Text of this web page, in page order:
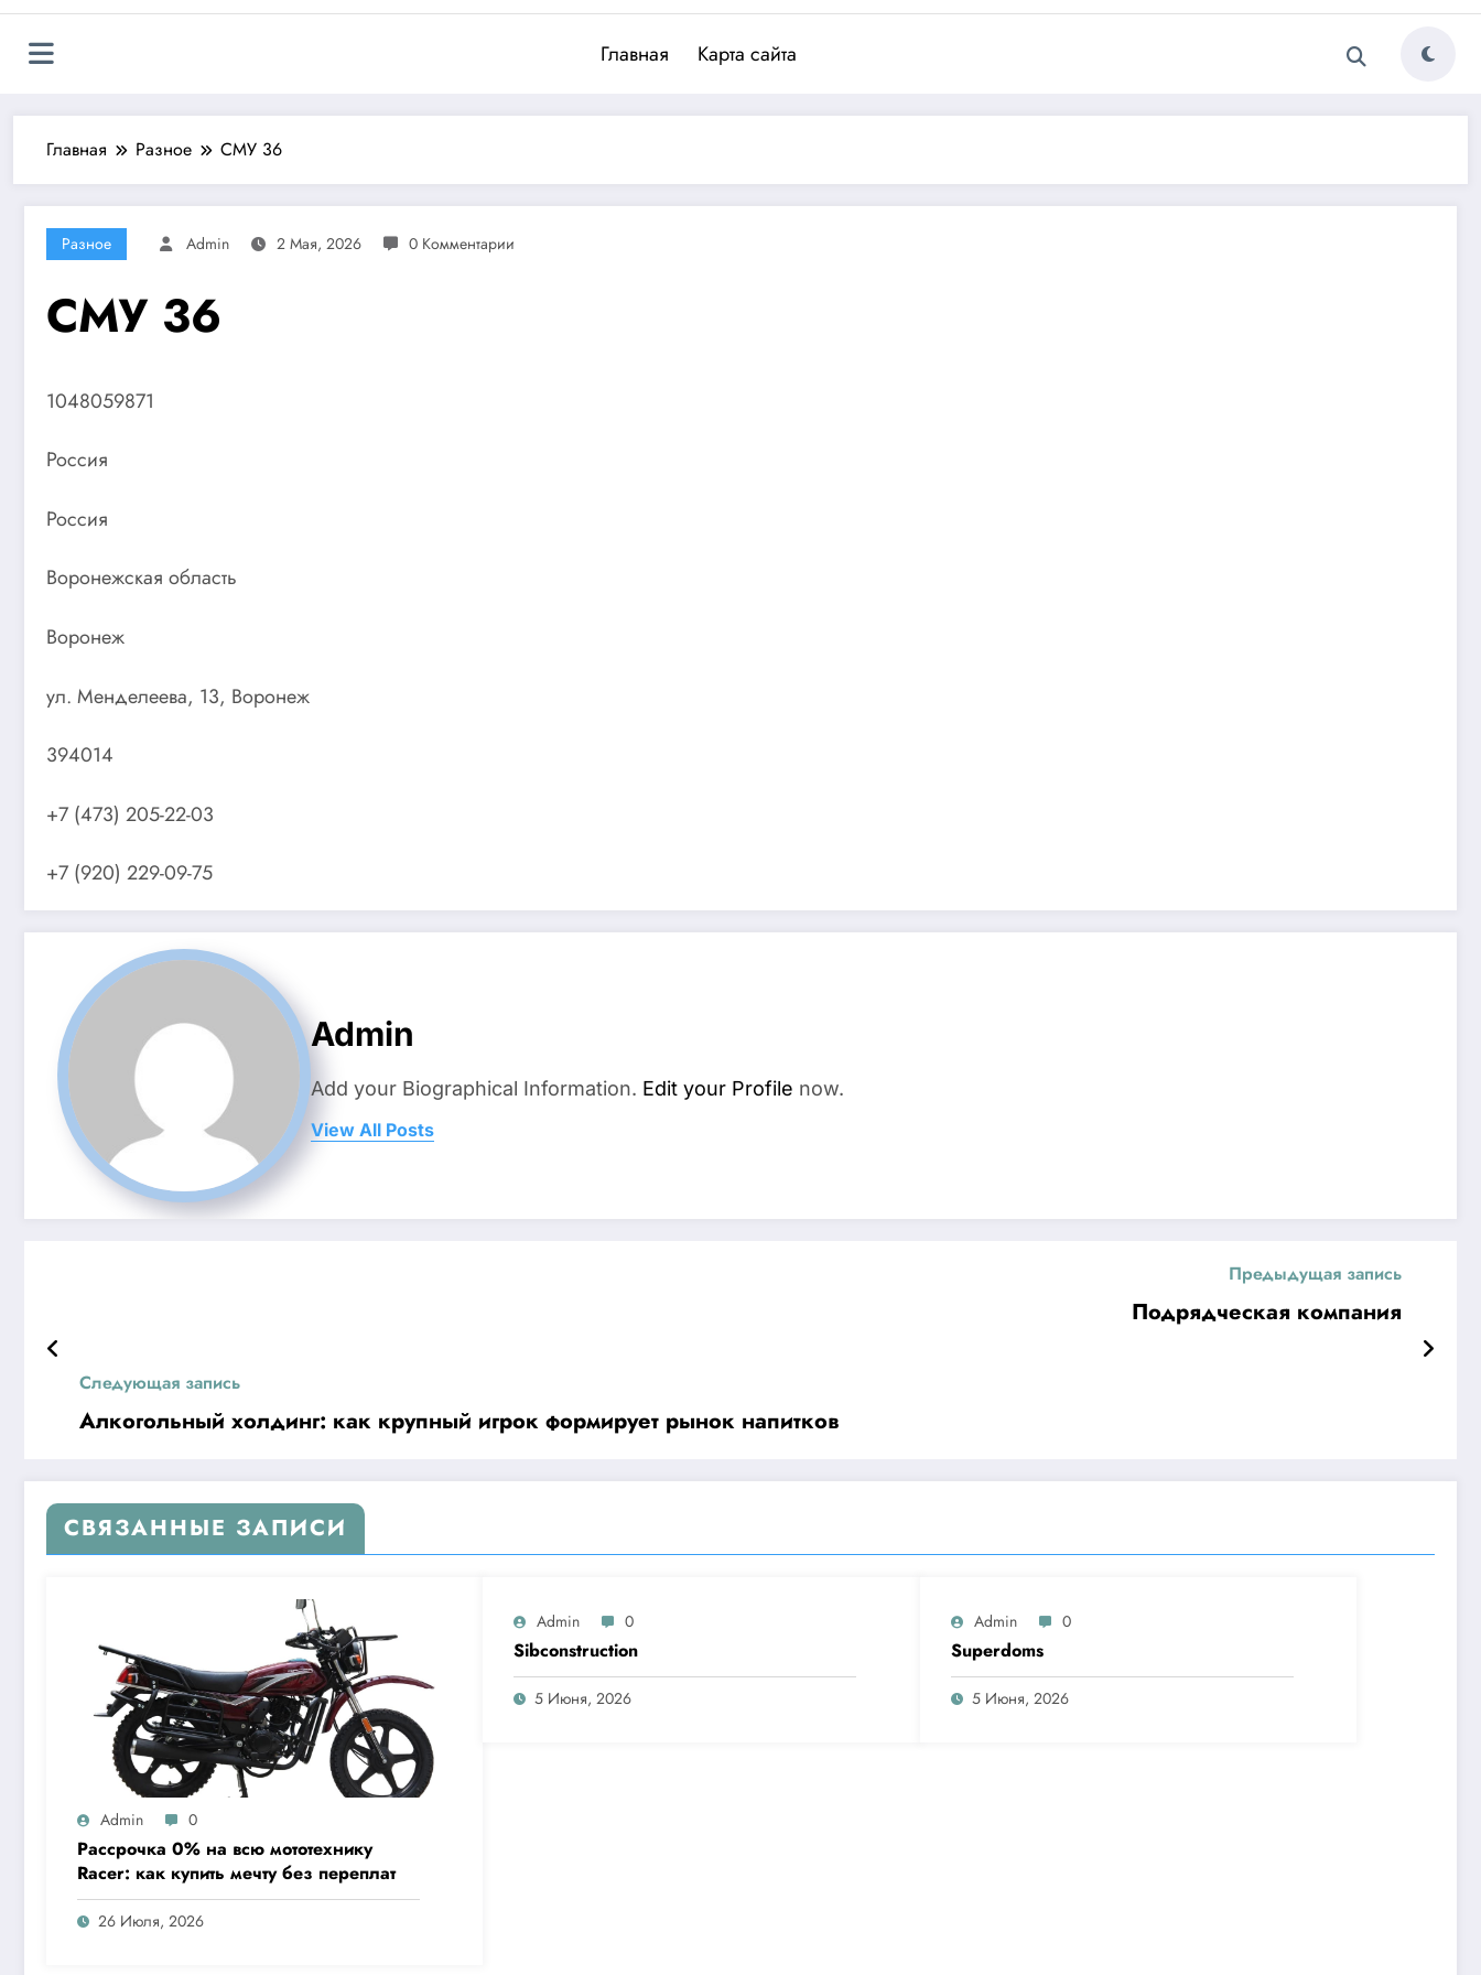
Главная Карта сайта
Главная Разное СМУ 36
Разное Admin 2 Мая, 2026 0 Комментарии
СМУ 36
1048059871
Россия
Россия
Воронежская область
Воронеж
ул. Менделеева, 13, Воронеж
394014
+7 (473) 205-22-03
+7 (920) 229-09-75
Admin
Add your Biographical Information. Edit your Profile now.
View All Posts
Предыдущая запись
Подрядческая компания
Следующая запись
Алкогольный холдинг: как крупный игрок формирует рынок напитков
СВЯЗАННЫЕ ЗАПИСИ
Admin 0
Рассрочка 0% на всю мототехнику
Racer: как купить мечту без переплат
26 Июля, 2026
Admin 0
Sibconstruction
5 Июня, 2026
Admin 0
Superdoms
5 Июня, 2026